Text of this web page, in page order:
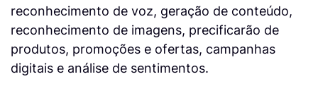
reconhecimento de voz, geração de conteúdo,
reconhecimento de imagens, precificarão de
produtos, promoções e ofertas, campanhas
digitais e análise de sentimentos.